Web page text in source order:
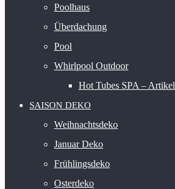
Poolhaus
Überdachung
Pool
Whirlpool Outdoor
Hot Tubes SPA – Artikel
SAISON DEKO
Weihnachtsdeko
Januar Deko
Frühlingsdeko
Osterdeko